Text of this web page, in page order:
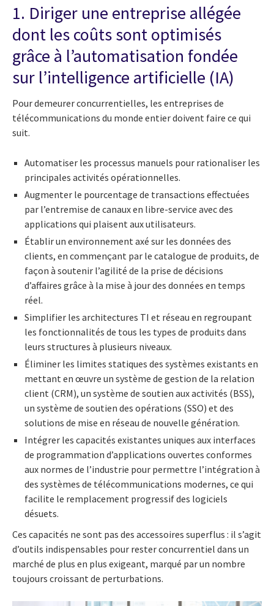
1. Diriger une entreprise allégée
dont les coûts sont optimisés
grâce à l’automatisation fondée
sur l’intelligence artificielle (IA)
Pour demeurer concurrentielles, les entreprises de
télécommunications du monde entier doivent faire ce qui
suit.
Automatiser les processus manuels pour rationaliser les
principales activités opérationnelles.
Augmenter le pourcentage de transactions effectuées
par l’entremise de canaux en libre-service avec des
applications qui plaisent aux utilisateurs.
Établir un environnement axé sur les données des
clients, en commençant par le catalogue de produits, de
façon à soutenir l’agilité de la prise de décisions
d’affaires grâce à la mise à jour des données en temps
réel.
Simplifier les architectures TI et réseau en regroupant
les fonctionnalités de tous les types de produits dans
leurs structures à plusieurs niveaux.
Éliminer les limites statiques des systèmes existants en
mettant en œuvre un système de gestion de la relation
client (CRM), un système de soutien aux activités (BSS),
un système de soutien des opérations (SSO) et des
solutions de mise en réseau de nouvelle génération.
Intégrer les capacités existantes uniques aux interfaces
de programmation d’applications ouvertes conformes
aux normes de l’industrie pour permettre l’intégration à
des systèmes de télécommunications modernes, ce qui
facilite le remplacement progressif des logiciels
désuets.
Ces capacités ne sont pas des accessoires superflus : il s’agit
d’outils indispensables pour rester concurrentiel dans un
marché de plus en plus exigeant, marqué par un nombre
toujours croissant de perturbations.